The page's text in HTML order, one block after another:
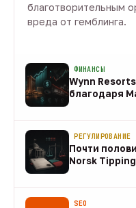
благотворительным
вреда от гемблинга.
ФИНАНСЫ
Wynn
благодаря
РЕГУЛИРОВАНИЕ
Почти
Norsk
SEO